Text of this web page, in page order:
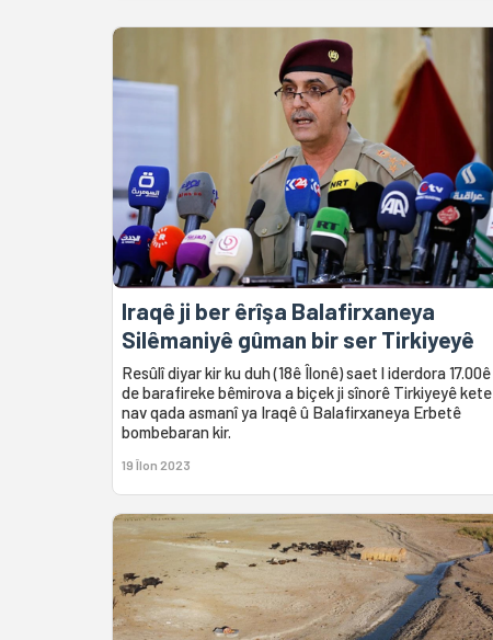
Iraqê ji ber êrîşa Balafirxaneya
Silêmaniyê gûman bir ser Tirkiyeyê
Resûlî diyar kir ku duh (18ê Îlonê) saet l iderdora 17.00ê
de barafireke bêmirova a biçek ji sînorê Tirkiyeyê kete
nav qada asmanî ya Iraqê û Balafirxaneya Erbetê
bombebaran kir.
19 Îlon 2023